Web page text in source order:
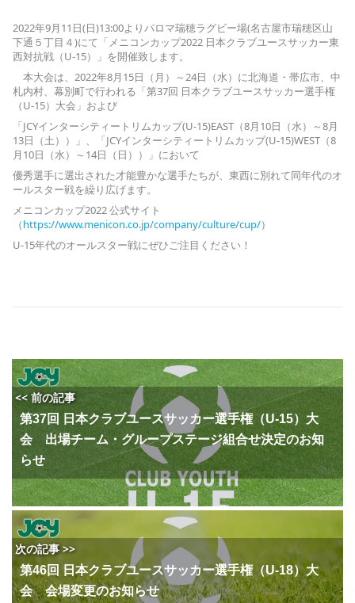
2022年9月11日(日)13:00よりパロマ瑞穂ラグビー場(名古屋市瑞穂区山
下通５丁目４)にて「メニコンカップ2022 日本クラブユースサッカー東
西対抗戦（U-15）」を開催致します。
本大会は、2022年8月15日（月）～24日（水）に北海道・帯広市、中
札内村、幕別町で行われる「第37回 日本クラブユースサッカー選手権
（U-15）大会」および
「JCYインターシティートリムカップ(U-15)EAST（8月10日（水）～8月
13日（土））」、「JCYインターシティートリムカップ(U-15)WEST（8
月10日（水）～14日（日））」において
優秀選手に選出された才能豊かな選手たちが、東西に別れて同年代のオ
ールスター戦を繰り広げます。
メニコンカップ2022公式サイト
（https://www.menicon.co.jp/company/culture/cup/）
U-15年代のオールスター戦にぜひご注目ください！
<< 前の記事
第37回 日本クラブユースサッカー選手権（U-15）大
会 出場チーム・グループステージ組合せ決定のお知
らせ
次の記事 >>
第46回 日本クラブユースサッカー選手権（U-18）大
会 会場変更のお知らせ